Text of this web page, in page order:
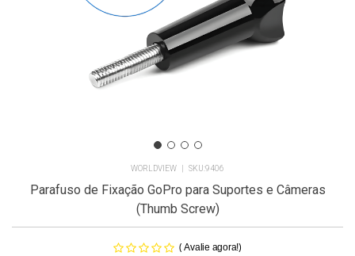
WORLDVIEW 9406
Parafuso de Fixação GoPro para Suportes e Câmeras
(Thumb Screw)
(Avalie agora!)